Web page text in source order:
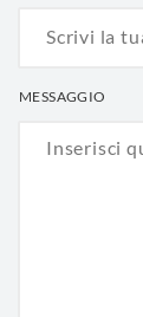
MESSAGGIO